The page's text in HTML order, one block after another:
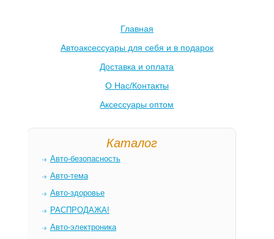
Главная
Автоаксессуары для себя и в подарок
Доставка и оплата
О Нас/Контакты
Аксессуары оптом
Каталог
Авто-безопасность
Авто-тема
Авто-здоровье
РАСПРОДАЖА!
Авто-электроника